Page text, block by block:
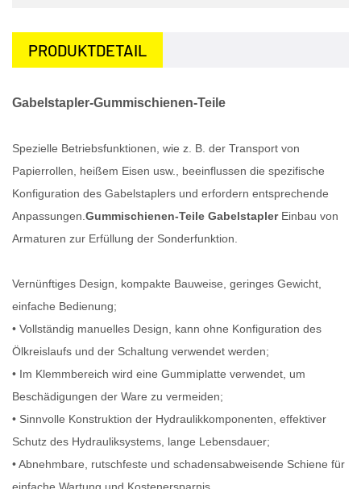
PRODUKTDETAIL
Gabelstapler-Gummischienen-Teile
Spezielle Betriebsfunktionen, wie z. B. der Transport von
Papierrollen, heißem Eisen usw., beeinflussen die spezifische
Konfiguration des Gabelstaplers und erfordern entsprechende
Anpassungen. Gummischienen-Teile GabelstaplerEinbau von
Armaturen zur Erfüllung der Sonderfunktion.
Vernünftiges Design, kompakte Bauweise, geringes Gewicht,
einfache Bedienung;
• Vollständig manuelles Design, kann ohne Konfiguration des
Ölkreislaufs und der Schaltung verwendet werden;
• Im Klemmbereich wird eine Gummiplatte verwendet, um
Beschädigungen der Ware zu vermeiden;
• Sinnvolle Konstruktion der Hydraulikkomponenten, effektiver
Schutz des Hydrauliksystems, lange Lebensdauer;
• Abnehmbare, rutschfeste und schadensabweisende Schiene für
einfache Wartung und Kostenersparnis.